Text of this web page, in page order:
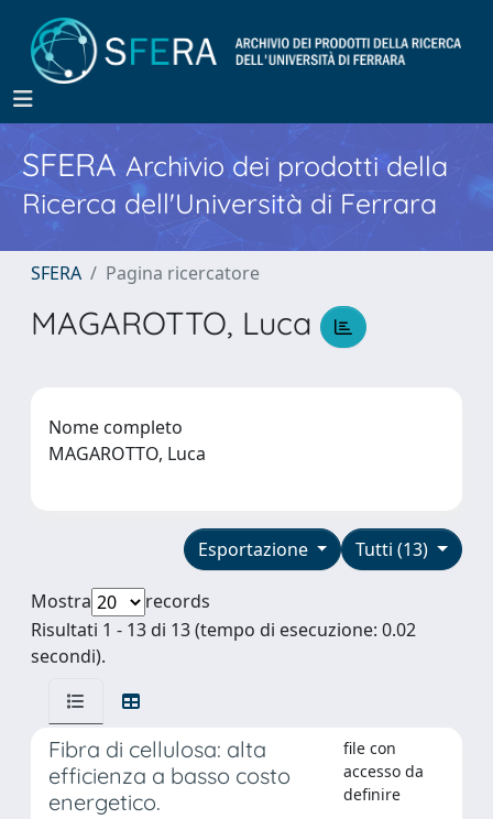
SFERA Archivio dei prodotti della
Ricerca dell'Università di Ferrara
SFERA Pagina ricercatore
MAGAROTTO, Luca
Nome completo
MAGAROTTO, Luca
Tutti (13)
Esportazione
Mostra
records
Risultati 1 - 13 di 13 (tempo di esecuzione: 0.02
secondi).
Fibra di cellulosa: alta
efficienza a basso costo
energetico.
file con
accesso da
definire